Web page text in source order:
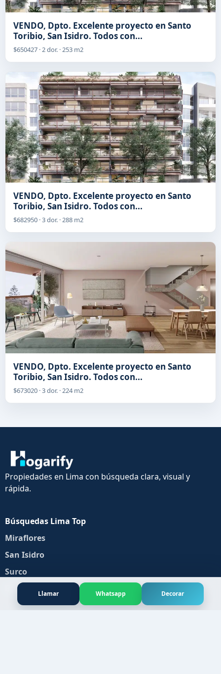
VENDO, Dpto. Excelente proyecto en Santo
Toribio, San Isidro. Todos con...
$650427 · 2 dor. · 253 m2
VENDO, Dpto. Excelente proyecto en Santo
Toribio, San Isidro. Todos con...
$682950 · 3 dor. · 288 m2
VENDO, Dpto. Excelente proyecto en Santo
Toribio, San Isidro. Todos con...
$673020 · 3 dor. · 224 m2
Propiedades en Lima con búsqueda clara, visual y
rápida.
Búsquedas Lima Top
Miraflores
San Isidro
Surco
Explorar propiedades
Hogarify
Llamar Whatsapp Decorar